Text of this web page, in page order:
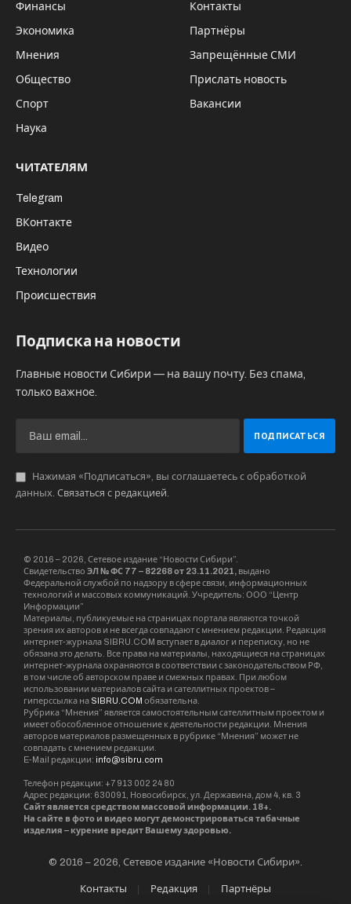
Финансы
Экономика
Мнения
Общество
Спорт
Наука
Контакты
Партнёры
Запрещённые СМИ
Прислать новость
Вакансии
ЧИТАТЕЛЯМ
Telegram
ВКонтакте
Видео
Технологии
Происшествия
Подписка на новости
Главные новости Сибири — на вашу почту. Без спама,
только важное.
Нажимая «Подписаться», вы соглашаетесь с обработкой
данных. Связаться с редакцией.
© 2016 – 2026, Сетевое издание “Новости Сибири”.
Свидетельство ЭЛ № ФС 77 – 82268 от 23.11.2021, выдано
Федеральной службой по надзору в сфере связи, информационных
технологий и массовых коммуникаций. Учредитель: ООО “Центр
Информации”
Материалы, публикуемые на страницах портала являются точкой
зрения их авторов и не всегда совпадают с мнением редакции. Редакция
интернет-журнала SIBRU.COM вступает в диалог и переписку, но не
обязана это делать. Все права на материалы, находящиеся на страницах
интернет-журнала охраняются в соответствии с законодательством РФ,
в том числе об авторском праве и смежных правах. При любом
использовании материалов сайта и сателлитных проектов –
гиперссылка на SIBRU.COM обязательна.
Рубрика “Мнения” является самостоятельным сателлитным проектом и
имеет обособленное отношение к деятельности редакции. Мнения
авторов материалов размещенных в рубрике “Мнения” может не
совпадать с мнением редакции.
E-Mail редакции: info@sibru.com
Телефон редакции: +7 913 002 24 80
Адрес редакции: 630091, Новосибирск, ул. Державина, дом 4, кв. 3
Сайт является средством массовой информации. 18+.
На сайте в фото и видео могут демонстрироваться табачные
изделия – курение вредит Вашему здоровью.
© 2016 – 2026, Сетевое издание «Новости Сибири».
Контакты Редакция Партнёры